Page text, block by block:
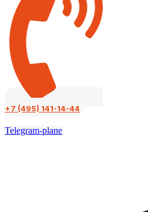
+7 (495) 141-14-44
Telegram-plane